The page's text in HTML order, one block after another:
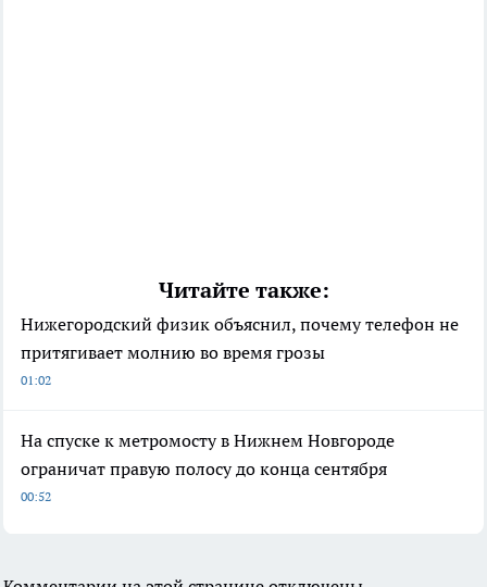
Читайте также:
Нижегородский физик объяснил, почему телефон не
притягивает молнию во время грозы
01:02
На спуске к метромосту в Нижнем Новгороде
ограничат правую полосу до конца сентября
00:52